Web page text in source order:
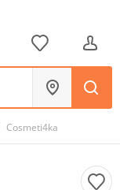
Cosmeti4ka